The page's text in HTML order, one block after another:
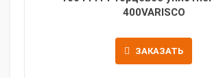
400VARISCO
ЗАКАЗАТЬ